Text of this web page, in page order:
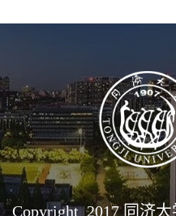
Copyright 2017 同济